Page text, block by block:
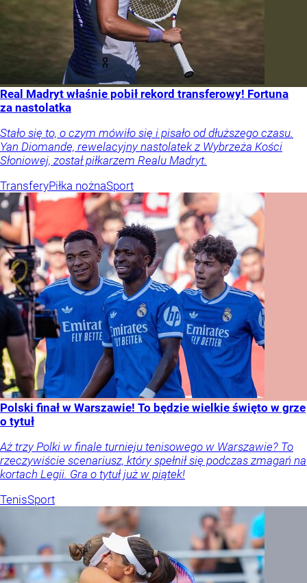
Real Madryt właśnie pobił rekord transferowy! Fortuna
za nastolatka
Stało się to, o czym mówiło się i pisało od dłuższego czasu.
Yan Diomande, rewelacyjny nastolatek z Wybrzeża Kości
Słoniowej, został piłkarzem Realu Madryt.
TransferyPiłka nożnaSport
Polski finał w Warszawie! To będzie wielkie święto w grze
o tytuł
Aż trzy Polki w finale turnieju tenisowego w Warszawie? To
rzeczywiście scenariusz, który spełnił się podczas zmagań na
kortach Legii. Gra o tytuł już w piątek!
TenisSport